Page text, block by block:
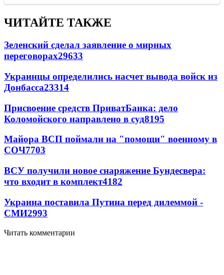
ЧИТАЙТЕ ТАКЖЕ
Зеленский сделал заявление о мирных
переговорах29633
Украинцы определились насчет вывода войск из
Донбасса23314
Присвоение средств ПриватБанка: дело
Коломойского направлено в суд8195
Майора ВСП поймали на "помощи" военному в
СОЧ7703
ВСУ получили новое снаряжение Бундесвера:
что входит в комплект4182
Украина поставила Путина перед дилеммой -
СМИ2993
Читать комментарии